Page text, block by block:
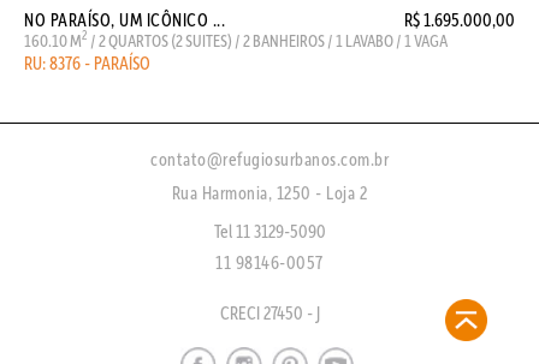
NO PARAÍSO, UM ICÔNICO ... R$ 1.695.000,00
160.10 M2 / 2 QUARTOS (2 SUITES) / 2 BANHEIROS / 1 LAVABO / 1 VAGA
RU: 8376 - PARAÍSO
contato@refugiosurbanos.com.br
Rua Harmonia, 1250 - Loja 2
Tel 11 3129-5090
11 98146-0057
CRECI 27450 - J